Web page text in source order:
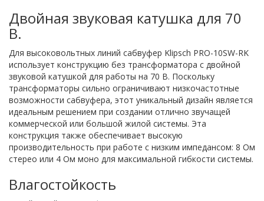
Двойная звуковая катушка для 70
В.
Для высоковольтных линий сабвуфер Klipsch PRO-10SW-RK
использует конструкцию без трансформатора с двойной
звуковой катушкой для работы на 70 В. Поскольку
трансформаторы сильно ограничивают низкочастотные
возможности сабвуфера, этот уникальный дизайн является
идеальным решением при создании отлично звучащей
коммерческой или большой жилой системы. Эта
конструкция также обеспечивает высокую
производительность при работе с низким импедансом: 8 Ом
стерео или 4 Ом моно для максимальной гибкости системы.
Влагостойкость